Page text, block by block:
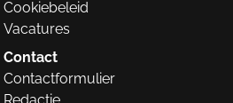
Cookiebeleid
Vacatures
Contact
Contactformulier